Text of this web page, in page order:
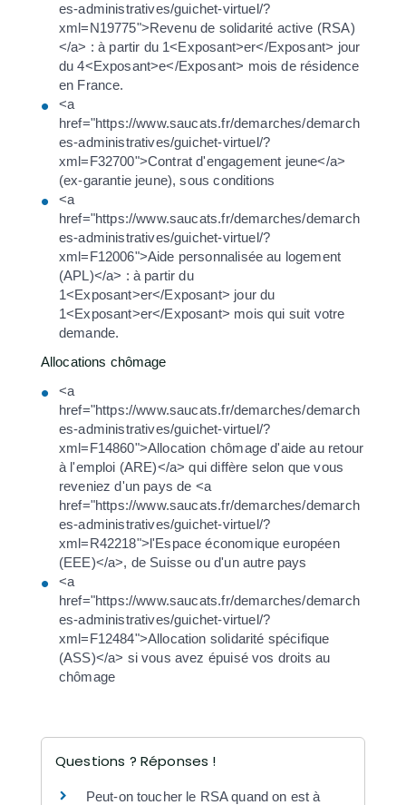
es-administratives/guichet-virtuel/?
xml=N19775">Revenu de solidarité active (RSA)
</a> : à partir du 1<Exposant>er</Exposant> jour
du 4<Exposant>e</Exposant> mois de résidence
en France.
<a
href="https://www.saucats.fr/demarches/demarch
es-administratives/guichet-virtuel/?
xml=F32700">Contrat d'engagement jeune</a>
(ex-garantie jeune), sous conditions
<a
href="https://www.saucats.fr/demarches/demarch
es-administratives/guichet-virtuel/?
xml=F12006">Aide personnalisée au logement
(APL)</a> : à partir du
1<Exposant>er</Exposant> jour du
1<Exposant>er</Exposant> mois qui suit votre
demande.
Allocations chômage
<a
href="https://www.saucats.fr/demarches/demarch
es-administratives/guichet-virtuel/?
xml=F14860">Allocation chômage d'aide au retour
à l'emploi (ARE)</a> qui diffère selon que vous
reveniez d'un pays de <a
href="https://www.saucats.fr/demarches/demarch
es-administratives/guichet-virtuel/?
xml=R42218">l'Espace économique européen
(EEE)</a>, de Suisse ou d'un autre pays
<a
href="https://www.saucats.fr/demarches/demarch
es-administratives/guichet-virtuel/?
xml=F12484">Allocation solidarité spécifique
(ASS)</a> si vous avez épuisé vos droits au
chômage
Questions ? Réponses !
Peut-on toucher le RSA quand on est à